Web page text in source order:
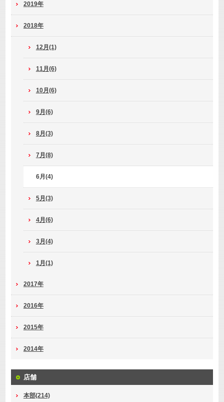
2019年
2018年
12月(1)
11月(6)
10月(6)
9月(6)
8月(3)
7月(8)
6月(4)
5月(3)
4月(6)
3月(4)
1月(1)
2017年
2016年
2015年
2014年
店舗
本部(214)